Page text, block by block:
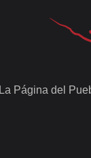
La Página del